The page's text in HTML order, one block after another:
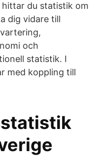
hittar du statistik om
dig vidare till
och
statistik. I
med koppling till